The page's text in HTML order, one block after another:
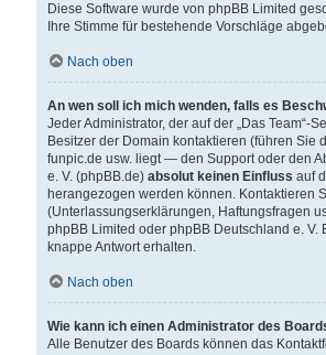
Diese Software wurde von phpBB Limited
Ihre Stimme für bestehende Vorschläge
Nach oben
An wen soll ich mich wenden, falls es
Jeder Administrator, der auf der „Das
Besitzer der Domain kontaktieren (führen Sie
funpic.de usw. liegt — den Support oder den
e. V. (phpBB.de) absolut keinen Einfluss auf
herangezogen werden können. Kontaktieren
(Unterlassungserklärungen, Haftungsfragen
phpBB Limited oder phpBB Deutschland e. V.
knappe Antwort erhalten.
Nach oben
Wie kann ich einen Administrator des
Alle Benutzer des Boards können das